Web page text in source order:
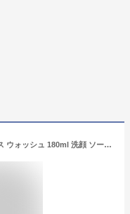
【送料無料】 ファンケル メン フェイス ウォッシュ 180ml 洗顔 ソープ 泡 男性 メンズ fancl